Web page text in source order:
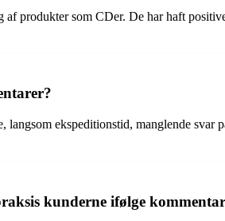
produkter som CDer. De har haft
ekspeditionstid, manglende
kunderne ifølge